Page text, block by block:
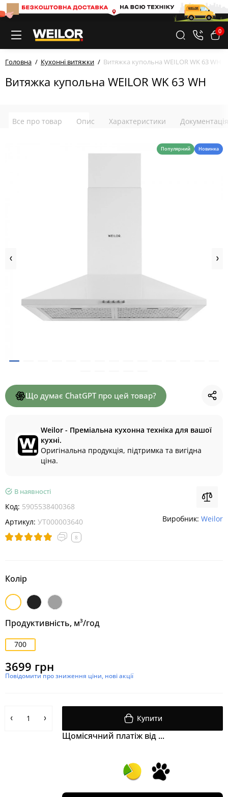
0
Головна Кухонні витяжки Витяжка купольна WEILOR WK 63 WH
Витяжка купольна WEILOR WK 63 WH
Все про товар Опис Характеристики Документація
Популярний Новинка
Що думає ChatGPT про цей товар?
Weilor - Преміальна кухонна техніка для вашої
кухні.
Оригінальна продукція, підтримка та вигідна
ціна.
В наявності
Код: 5905538400368
Артикул: УТ000003640
8
Виробник: Weilor
Колір
Білий ЧорнийНержавіюча
сталь
Продуктивність, м³/год
700
3699 грн
Повідомити про зниження ціни, нові акції
Купити
Щомісячний платіж від ...